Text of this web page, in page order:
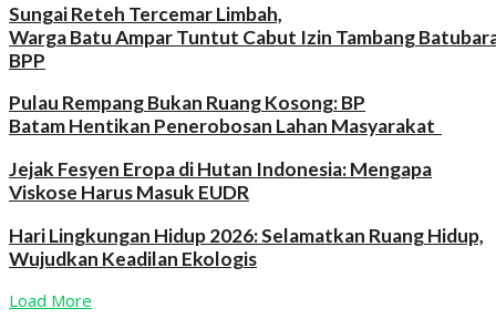
Sungai Reteh Tercemar Limbah,
Warga Batu Ampar Tuntut Cabut Izin Tambang
BPP
Pulau Rempang Bukan Ruang Kosong: BP
Batam Hentikan Penerobosan Lahan Masyarakat
Jejak Fesyen Eropa di Hutan Indonesia: Mengapa
Viskose Harus Masuk EUDR
Hari Lingkungan Hidup 2026: Selamatkan Ruang Hidup,
Wujudkan Keadilan Ekologis
Load More